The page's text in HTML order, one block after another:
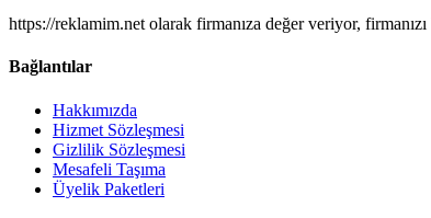
https://reklamim.net olarak firmanıza değer veriyor,
Bağlantılar
Hakkımızda
Hizmet Sözleşmesi
Gizlilik Sözleşmesi
Mesafeli Taşıma
Üyelik Paketleri